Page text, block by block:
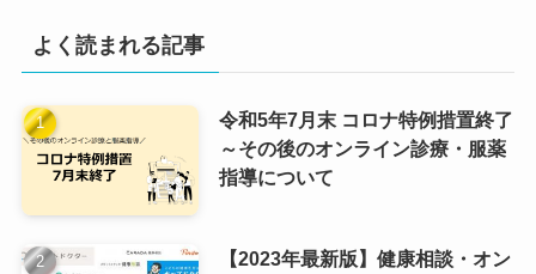
よく読まれる記事
令和5年7月末 コロナ特例措置終了
～その後のオンライン診療・服薬
指導について
【2023年最新版】健康相談・オン